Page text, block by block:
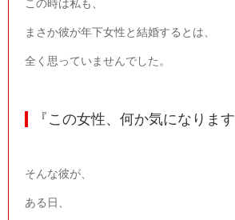
この時は私も、
まさか彼が年下女性と結婚するとは、
全く思っていませんでした。
『この女性、何か気になります
そんな彼が、
ある日、